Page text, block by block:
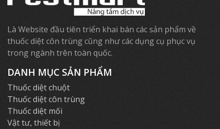
Là Website đầu tiên triển khai bán các sản phẩm về
thuốc diệt côn trùng cũng như các dụng cụ phục vụ
trong ngành trên toàn quốc.
DANH MỤC SẢN PHẨM
Thuốc diệt chuột
Thuốc diệt côn trùng
Thuốc diệt mối
Vật tư, thiết bị